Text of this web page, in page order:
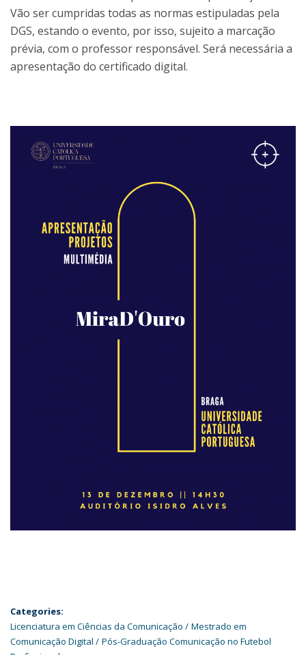
Vão ser cumpridas todas as normas estipuladas pela
DGS, estando o evento, por isso, sujeito a marcação
prévia, com o professor responsável. Será necessária a
apresentação do certificado digital.
Categories:
Licenciatura em Ciências da Comunicação
Mestrado em
Comunicação Digital
Pós-Graduação Comunicação no Futebol